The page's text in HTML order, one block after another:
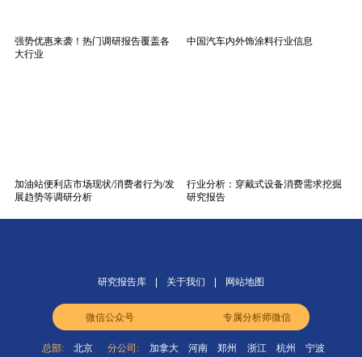
强势优惠来袭！热门调研报告覆盖各
大行业
中国汽车内外饰涂料行业信息
加油站便利店市场现状/消费者行为/发
展趋势等调研分析
行业分析：穿戴式设备消费需求挖掘
研究报告
研究报告库 关于我们 网站地图
微信公众号 专属分析师微信
总部: 北京 分公司: 加拿大 河南 郑州 浙江 杭州 宁波